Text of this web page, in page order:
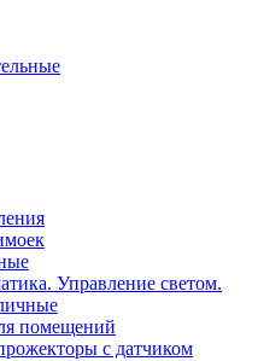
Управление светом.
помещений
с датчиком